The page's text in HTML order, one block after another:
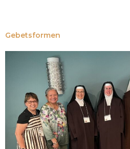
Gebetsformen